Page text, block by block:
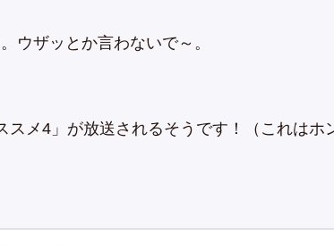
ウザッとか言わないで～。
スメ4」が放送されるそうです！（これはホ